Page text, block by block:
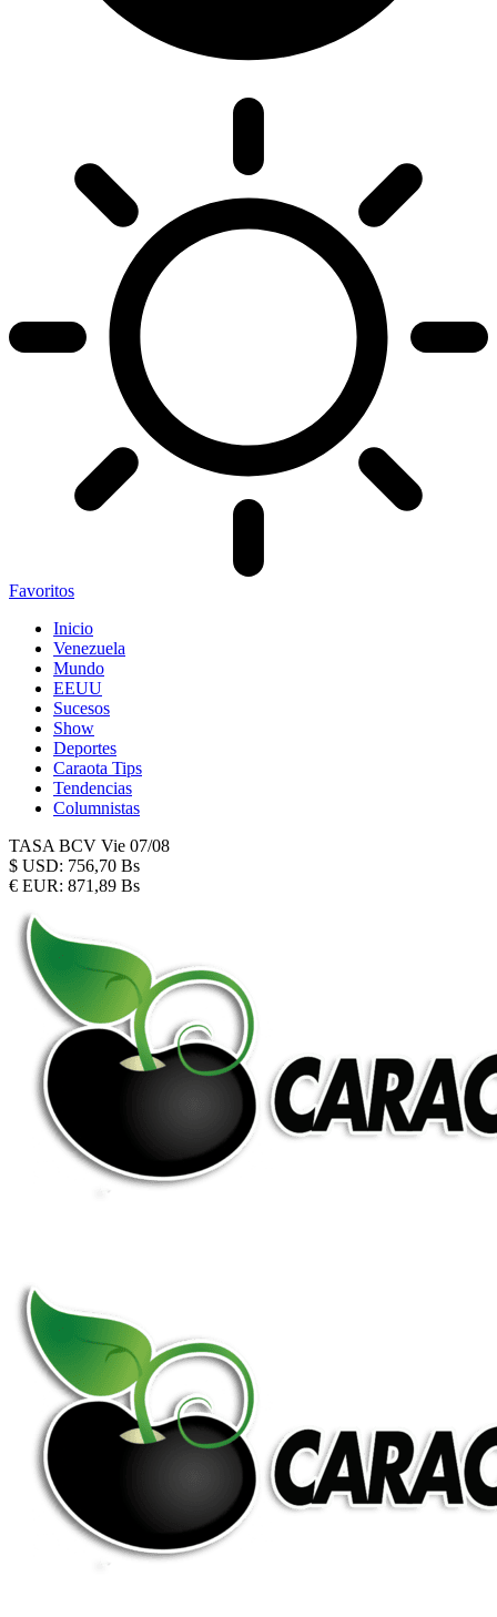
Favoritos
Inicio
Venezuela
Mundo
EEUU
Sucesos
Show
Deportes
Caraota Tips
Tendencias
Columnistas
TASA BCV Vie 07/08
$ USD: 756,70 Bs
€ EUR: 871,89 Bs